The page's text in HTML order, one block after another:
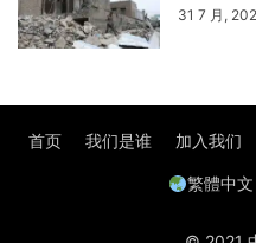
31 7 月,
首页 我们是谁 加入我们
繁體中文